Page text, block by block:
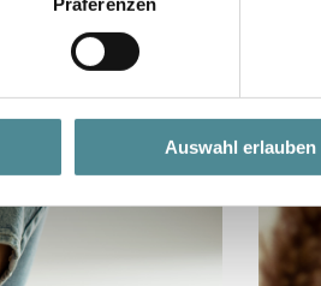
Auswahl erlauben